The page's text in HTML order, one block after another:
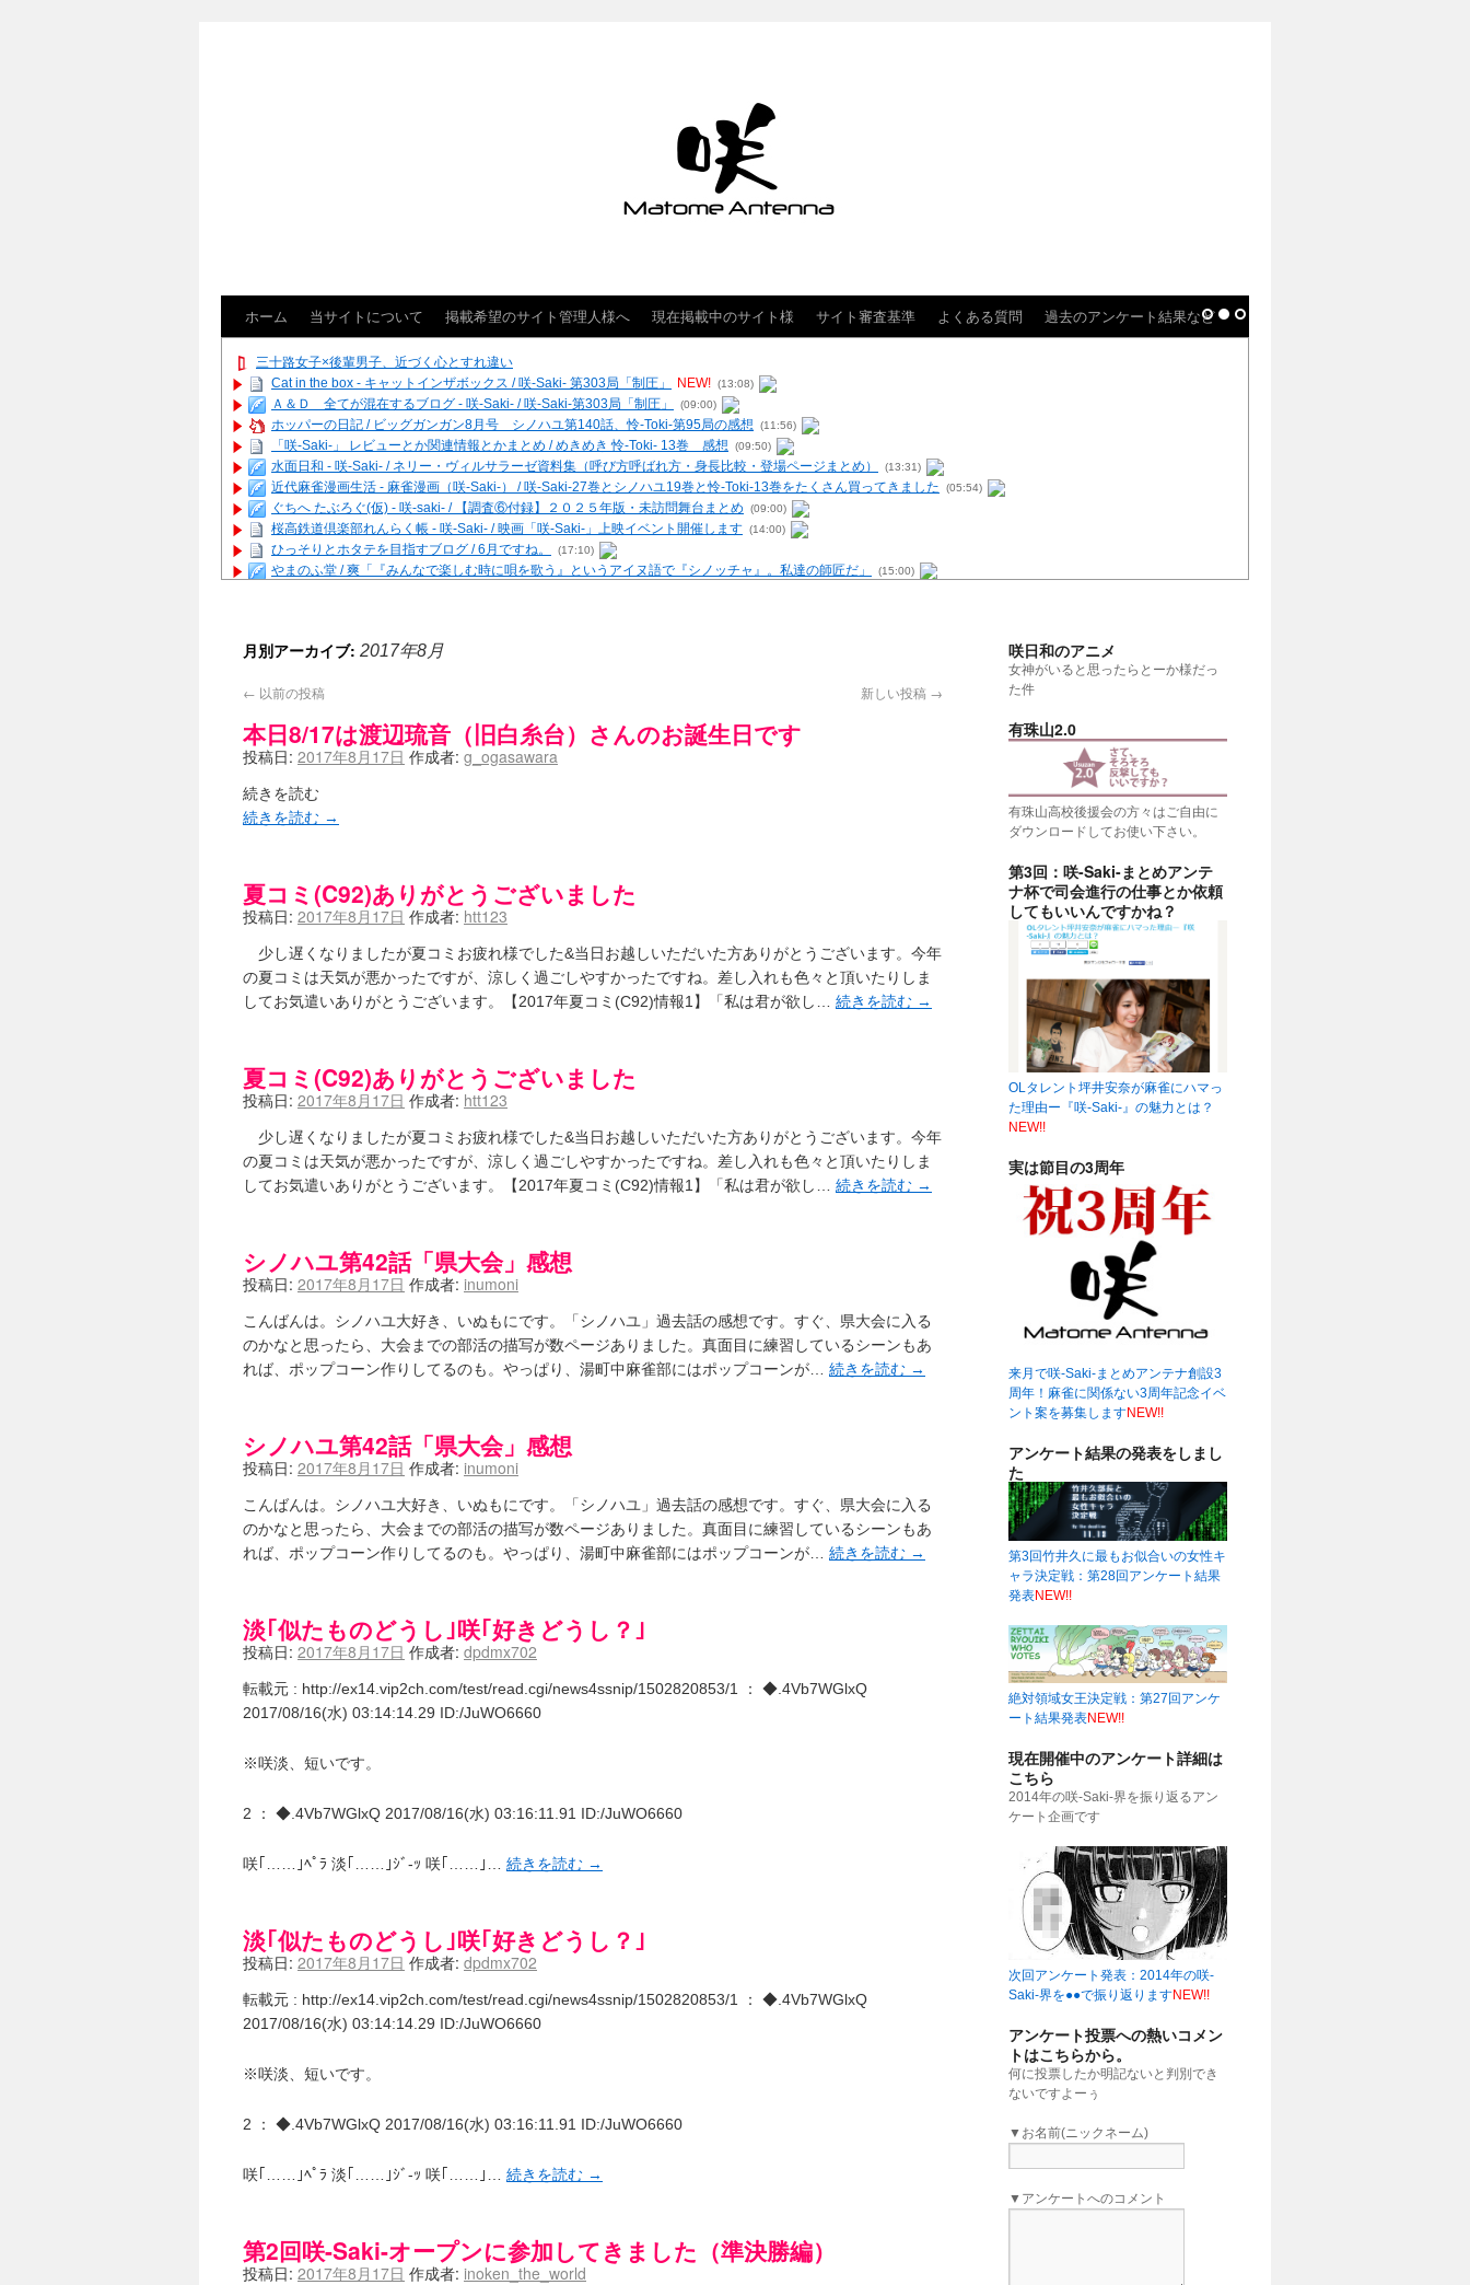
ホーム 当サイトについて 掲載希望のサイト管理人様へ 現在掲載中のサイト様 サイト審査基準 よくある質問 過去のアンケート結果など
三十路女子×後輩男子、近づく心とすれ違い
Cat in the box - キャットインザボックス / 咲-Saki- 第303局「制圧」
NEW! (13:08)
Ａ＆Ｄ 全てが混在するブログ - 咲-Saki- / 咲-Saki-第303局「制圧」 (09:00)
ホッパーの日記 / ビッグガンガン8月号 シノハユ第140話、怜-Toki-第95局の感想 (11:56)
「咲-Saki-」 レビューとか関連情報とかまとめ / めきめき 怜-Toki- 13巻 感想 (09:50)
水面日和 - 咲-Saki- / ネリー・ヴィルサラーゼ資料集（呼び方呼ばれ方・身長比較・登場ページまとめ） (13:31)
近代麻雀漫画生活 - 麻雀漫画（咲-Saki-） / 咲-Saki-27巻とシノハユ19巻と怜-Toki-13巻をたくさん買ってきました (05:54)
ぐちへ たぶろぐ(仮) - 咲-saki- / 【調査⑥付録】２０２５年版・未訪問舞台まとめ (09:00)
桜高鉄道倶楽部れんらく帳 - 咲-Saki- / 映画「咲-Saki-」上映イベント開催します (14:00)
ひっそりとホタテを目指すブログ / 6月ですね。 (17:10)
やまのふ堂 / 爽「『みんなで楽しむ時に唄を歌う』というアイヌ語で『シノッチャ』。私達の師匠だ」 (15:00)
咲クラ女子 - 咲-Saki- / 姫松の上重漫ちゃんと演じている伊達朱里紗さんの共通点
咲ミダレ - 咲-saki- / MJ第14回咲CUP 咲なま他
麻雀雑記あれこれ - 咲 -Saki- / 咲-Saki-キャラが台湾麻雀を打ったらどうなるのか (13:30)
またの名を咲ブログ - 咲-Saki- / 男体化すると聞いての落書き
BBKN BLOG / トップページ（サイトマップ）
あにてつ！ / 千里山に行ってきました（2017年09月）
嶺上開花自摸 / Last day of Summer session 1 (13:01)
おもちもちもち - 咲-Saki- / ５・８小林先生の日記更新について考えてみる その１～否定的意見の発露を4つに分けて考える (20:00)
かんむりとかげ - 咲-Saki- / 立先生の更新
咲-Saki- | にゅいのって / 咲-Saki-臨時アンテナ (11:50)
咲-Saki-ブログ！～麻雀下手でも咲が好き～ / ブログ名変更のお知らせ
嶺上航路 / ドラフト前日なので中日ドラゴンズのドラフト指名を予想してみる ～後～ (02:52)
音を奏でて花が咲く - 咲-Saki- / 浩子「…あっ分かった 恐らくそういうことか」 (12:40)
紺フェス - 咲-Saki- / 【越谷SS】とろけそうな日 (15:31)
ユズポニッキ - 咲-Saki- / ☆ #咲実写 ☆告知☆オンライン上映会☆ 阿知賀編☆７月21日(土)ドラマ特別編18時20分～映画19時～☆ (04:22)
ああ、あの牌？ - 咲-Saki- / シノハユ菰沢中関連(江津・大田)の登場舞台まとめ
宮守大好き帳 / 告知 (13:04)
麻雀アニメ＆麻雀ゲームあれこれ / 厄介な相手だよ！ あんたは……！！ ／ 咲-Saki- 第186局「無我」感想 (00:05)
ばるのまーじゃん日和 - 咲-saki- / クリスマス！！そして…
咲めも！ / ニワチョコ、尊い。 (04:23)
煌-Subara- - 咲-saki- / シノハユ感想 (13:19)
SYNTH 2006 - 咲 -Saki- / 阿知賀編をドヤ顔に着目しながらまたまた読み返しました
Saki-1 グランプリ ～咲ワン～ / しわが誕生することは老化現象だと言えます…。 (00:00)
木と木と木 - 咲-saki- / 新道寺の本 (00:00)
ヤンデレ・狂気の百合SSブログ / 【咲-Saki-SS：久咲】そして私たちは、空へ、空へ【絶望】【後編】 (08:07)
迷子の坊やのみちくさ日記 / 【連載感想】宮永照についてのあれこれ
LAT. 39°20' N - 咲-Saki- / 永水航路 3 - 霧島の姫は、深山幽谷の頂で天逆鉾の夢を見るだろう -
エトピリカ!! - 咲-saki- / 咲-Saki-16巻 シノハユ7巻表紙予想
低姿勢ニワカの麻雀 / マイナーカップリングSS感想 (07:31)
Hinamado blog - 咲-Saki- / リハビリテーション (04:56)
咲ワン・neo[仮] / 私事。 (01:19)
まったり咲SS他ブログ - 咲-Saki- / 照と洋榎のANN第9回 (09:00)
咲-Saki-カツゲン備忘録 / 咲-Saki-154局 【奮起】 マジかー！
あかどる日和 - 咲-saki- / 【今回は考察ではなく】原村和-のどっち-の魅力について語ってみるよ！【愛を体現する】
妥当麻雀界ブログ / コミックマーケット８９に参加します
ふわふわな記憶 / 1
咲っ考 / 何故咲は大将で、照は先鋒なのか？
ぴゅーく☆すてっぷ - 咲-Saki- / ブログ終了のお知らせ (12:51)
左を向いて » 咲-saki- / 【シノハユ】第26話「一別以来」/咲日和・阿知賀の巻（６） / 立-Ritz-（３）
アルカ茄子 / 戒能物怪録 キングとはいったい誰なのか？ (15:24)
竹ブログ - 咲-Saki- / 【咲-Saki-】ゲームが待ち遠しい件
(16:00)
せのたけくらべ - 咲-Saki- / 咲さんのやり方で就活をやってみよう (03:51)
咏-Uta-ブログ編 - 咲-Saki- / 黄色い封筒が届いた(・∀・)
気分次第。 - 咲-Saki- / シノハユ 第3巻 感想
のよーなのよー - 咲-Saki- / 咲十夜 第四夜 (11:00)
おもちがなくてもだいじょうぶ / 咲と照の確執【プリン】
おっきするー咲ブログ / side-A VS side-B 野球対決 (10:30)
フリテンリーチで流して / 姫松高校についてのいくらかの考察
月別アーカイブ: 2017年8月
← 以前の投稿 新しい投稿 →
本日8/17は渡辺琉音（旧白糸台）さんのお誕生日です
投稿日: 2017年8月17日 作成者: g_ogasawara
続きを読む
続きを読む →
夏コミ(C92)ありがとうございました
投稿日: 2017年8月17日 作成者: htt123
少し遅くなりましたが夏コミお疲れ様でした&当日お越しいただいた方ありがとうございます。今年
の夏コミは天気が悪かったですが、涼しく過ごしやすかったですね。差し入れも色々と頂いたりしま
してお気遣いありがとうございます。【2017年夏コミ(C92)情報1】「私は君が欲し… 続きを読む →
夏コミ(C92)ありがとうございました
投稿日: 2017年8月17日 作成者: htt123
少し遅くなりましたが夏コミお疲れ様でした&当日お越しいただいた方ありがとうございます。今年
の夏コミは天気が悪かったですが、涼しく過ごしやすかったですね。差し入れも色々と頂いたりしま
してお気遣いありがとうございます。【2017年夏コミ(C92)情報1】「私は君が欲し… 続きを読む →
シノハユ第42話「県大会」感想
投稿日: 2017年8月17日 作成者: inumoni
こんばんは。シノハユ大好き、いぬもにです。「シノハユ」過去話の感想です。すぐ、県大会に入る
のかなと思ったら、大会までの部活の描写が数ページありました。真面目に練習しているシーンもあ
れば、ポップコーン作りしてるのも。やっぱり、湯町中麻雀部にはポップコーンが… 続きを読む →
シノハユ第42話「県大会」感想
投稿日: 2017年8月17日 作成者: inumoni
こんばんは。シノハユ大好き、いぬもにです。「シノハユ」過去話の感想です。すぐ、県大会に入る
のかなと思ったら、大会までの部活の描写が数ページありました。真面目に練習しているシーンもあ
れば、ポップコーン作りしてるのも。やっぱり、湯町中麻雀部にはポップコーンが… 続きを読む →
淡｢似たものどうし｣咲｢好きどうし？｣
投稿日: 2017年8月17日 作成者: dpdmx702
転載元 : http://ex14.vip2ch.com/test/read.cgi/news4ssnip/1502820853/1 ： ◆.4Vb7WGlxQ
2017/08/16(水) 03:14:14.29 ID:/JuWO6660
※咲淡、短いです。
2 ： ◆.4Vb7WGlxQ 2017/08/16(水) 03:16:11.91 ID:/JuWO6660
咲｢……｣ﾍﾟﾗ 淡｢……｣ｼﾞ-ｯ 咲｢……｣… 続きを読む →
淡｢似たものどうし｣咲｢好きどうし？｣
投稿日: 2017年8月17日 作成者: dpdmx702
転載元 : http://ex14.vip2ch.com/test/read.cgi/news4ssnip/1502820853/1 ： ◆.4Vb7WGlxQ
2017/08/16(水) 03:14:14.29 ID:/JuWO6660
※咲淡、短いです。
2 ： ◆.4Vb7WGlxQ 2017/08/16(水) 03:16:11.91 ID:/JuWO6660
咲｢……｣ﾍﾟﾗ 淡｢……｣ｼﾞ-ｯ 咲｢……｣… 続きを読む →
第2回咲-Saki-オープンに参加してきました（準決勝編）
投稿日: 2017年8月17日 作成者: inoken_the_world
咲日和のアニメ
女神がいると思ったらとーか様だっ
た件
有珠山2.0
有珠山高校後援会の方々はご自由に
ダウンロードしてお使い下さい。
第3回：咲-Saki-まとめアンテ
ナ杯で司会進行の仕事とか依頼
してもいいんですかね？
OLタレント坪井安奈が麻雀にハマっ
た理由ー『咲-Saki-』の魅力とは？
NEW!!
実は節目の3周年
来月で咲-Saki-まとめアンテナ創設3
周年！麻雀に関係ない3周年記念イベ
ント案を募集しますNEW!!
アンケート結果の発表をしまし
た
第3回竹井久に最もお似合いの女性キ
ャラ決定戦：第28回アンケート結果
発表NEW!!
絶対領域女王決定戦：第27回アンケ
ート結果発表NEW!!
現在開催中のアンケート詳細は
こちら
2014年の咲-Saki-界を振り返るアン
ケート企画です
次回アンケート発表：2014年の咲-
Saki-界を●●で振り返りますNEW!!
アンケート投票への熱いコメン
トはこちらから。
何に投票したか明記ないと判別でき
ないですよーぅ
▼お名前(ニックネーム)
▼アンケートへのコメント